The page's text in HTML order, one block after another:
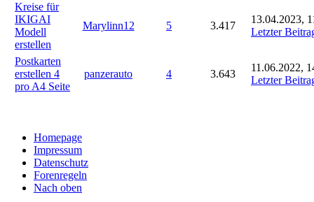
Kreise für
IKIGAI
Modell
erstellen
Marylinn12 5 3.417
13.04.2023,
Letzter
Postkarten
erstellen 4
pro A4 Seite
panzerauto 4 3.643
11.06.2022,
Letzter
Homepage
Impressum
Datenschutz
Forenregeln
Nach oben